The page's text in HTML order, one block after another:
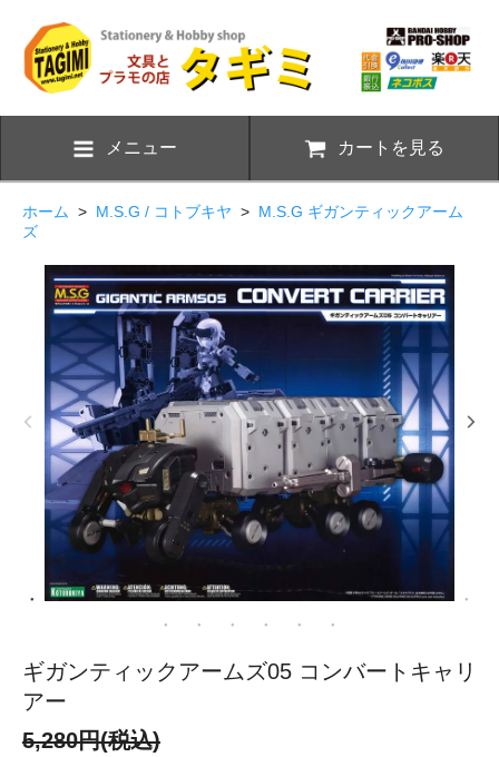
メニュー カートを見る
ホーム > M.S.G / コトブキヤ > M.S.G ギガンティックアーム
ズ
ギガンティックアームズ05 コンバートキャリ
アー
5,280円(税込)